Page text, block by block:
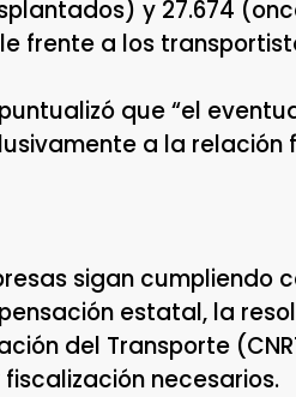
y 27.674
frente a los
que “el
a la relación
sigan cumpliendo
estatal, la
del Transporte
necesarios.